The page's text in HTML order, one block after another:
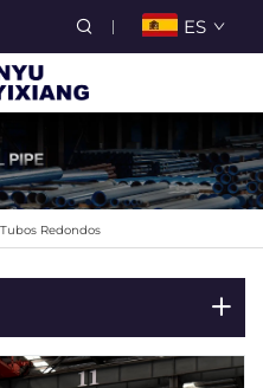
ES
Tubos Redondos